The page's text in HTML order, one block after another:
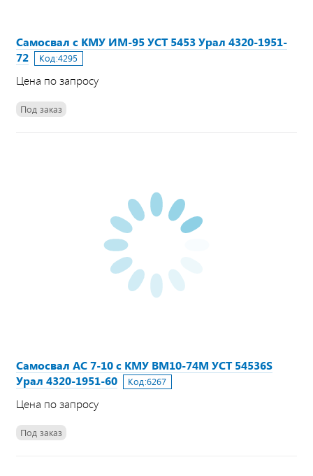
Самосвал с КМУ ИМ-95 УСТ 5453 Урал 4320-1951-
72
Код:4295
Цена по запросу
Под заказ
Самосвал АС 7-10 с КМУ ВМ10-74М УСТ 54536S
Урал 4320-1951-60
Код:6267
Цена по запросу
Под заказ